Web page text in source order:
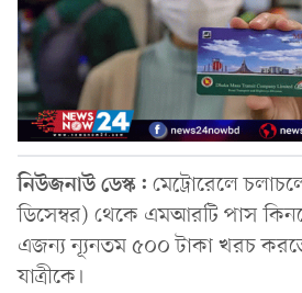
নিউজনাউ ডেস্ক: মেট্রোরেলে
ডিসেম্বর) থেকে এমআরটি পাস
এজন্য ন্যূনতম ৫০০ টাকা খরচ
যাত্রীকে।